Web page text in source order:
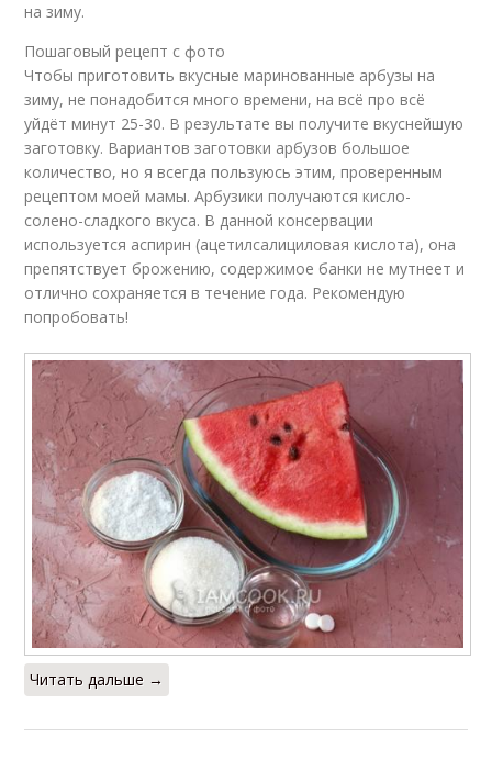
на зиму.
Пошаговый рецепт с фото
Чтобы приготовить вкусные маринованные арбузы на
зиму, не понадобится много времени, на всё про всё
уйдёт минут 25-30. В результате вы получите вкуснейшую
заготовку. Вариантов заготовки арбузов большое
количество, но я всегда пользуюсь этим, проверенным
рецептом моей мамы. Арбузики получаются кисло-
солено-сладкого вкуса. В данной консервации
используется аспирин (ацетилсалициловая кислота), она
препятствует брожению, содержимое банки не мутнеет и
отлично сохраняется в течение года. Рекомендую
попробовать!
Читать дальше →